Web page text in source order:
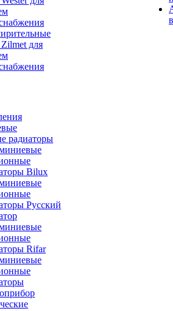
для
радиаторы
Bilux
Русский
Rifar